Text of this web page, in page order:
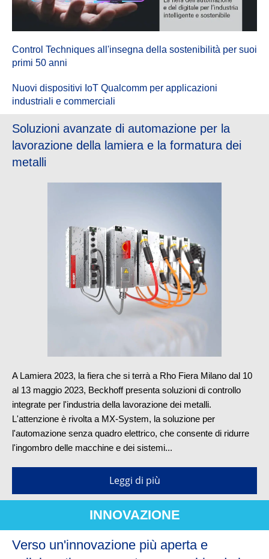
Control Techniques all'insegna della sostenibilità per suoi
primi 50 anni
Nuovi dispositivi IoT Qualcomm per applicazioni
industriali e commerciali
Soluzioni avanzate di automazione per la
lavorazione della lamiera e la formatura dei
metalli
A Lamiera 2023, la fiera che si terrà a Rho Fiera Milano dal 10
al 13 maggio 2023, Beckhoff presenta soluzioni di controllo
integrate per l'industria della lavorazione dei metalli.
L'attenzione è rivolta a MX-System, la soluzione per
l'automazione senza quadro elettrico, che consente di ridurre
l'ingombro delle macchine e dei sistemi...
Leggi di più
INNOVAZIONE
Verso un'innovazione più aperta e